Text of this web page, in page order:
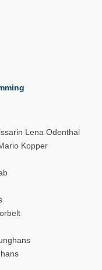
Lena Odenthal
Kopper